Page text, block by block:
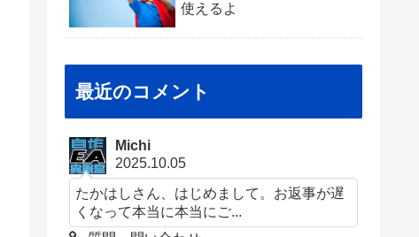
使えるよ
最近のコメント
Michi
2025.10.05
たかはしさん、はじめまして。お返事が遅
くなって本当に本当にご...